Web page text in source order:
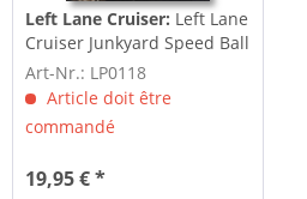
Left Lane Cruiser: Left Lane
Cruiser Junkyard Speed Ball
Art-Nr.: LP0118
Article doit être
commandé
19,95 € *